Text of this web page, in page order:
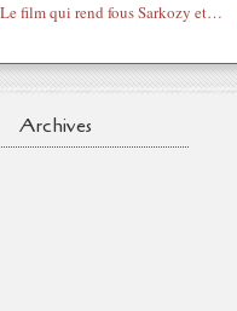
Côte d'Ivoire - Le film qui rend fous Sarkozy et Muppet Choi
Archives